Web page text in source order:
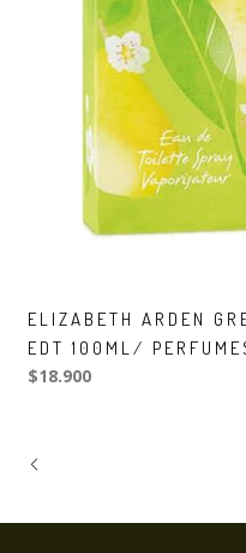
ELIZABETH ARDEN
EDT 100ML/
$18.900